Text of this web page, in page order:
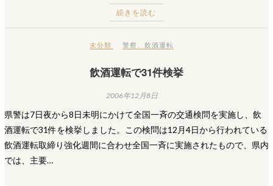
続きを読む
未分類 警察 、飲酒運転
飲酒運転で31件検挙
2006年12月8日
県警は7日夜から8日未明にかけて全国一斉の交通検問を実施し、飲
酒運転で31件を検挙しました。この検問は12月4日から行われている
飲酒運転取締り強化週間に合わせ全国一斉に実施されたもので、県内
では、主要…